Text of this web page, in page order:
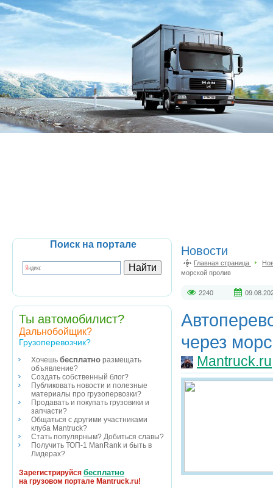
Поиск на портале
Ты автомобилист?
Дальнобойщик?
Грузоперевозчик?
Хочешь бесплатно размещать
объявление?
Создать собственный блог?
Публиковать новости и полезные
материалы про грузопервозки?
Продавать и покупать грузовики и
запчасти?
Общаться с другими участниками
клуба Mantruck?
Стать популярным? Добиться славы?
Получить ТОП-1 ManRank и быть в
Лидерах?
Зарегистрируйся бесплатно
на грузовом портале Mantruck.ru!
Новости
Главная страница
морской пролив
2240
через
Mantruck.ru